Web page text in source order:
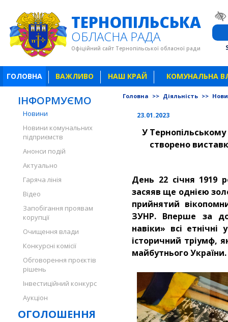
ТЕРНОПІЛЬСЬКА
ОБЛАСНА РАДА
Офіційний сайт Тернопільської обласної ради
ГОЛОВНА ВАЖЛИВО НАШ КРАЙ КОМУНАЛЬНА
ІНФОРМУЄМО
Новини
Новини комунальних
підприємств
Анонси подій
Актуально
Гаряча лінія
Відео
Запобігання проявам
корупції
Очищення влади
Конкурсні комісії
Обговорення проєктів
рішень
Інвестиційний конкурс
Аукціон
ОГОЛОШЕННЯ
Головна >> Діяльність >>
23.01.2023
У
створено в
День 22 січня 1919
засяяв ще однією
прийнятий
ЗУНР. Вперше за
навіки» всі етнічні
історичний тріумф,
майбутнього України.